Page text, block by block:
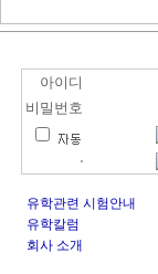
아이디
비밀번호
유학관련 시험안내
유학칼럼
회사 소개